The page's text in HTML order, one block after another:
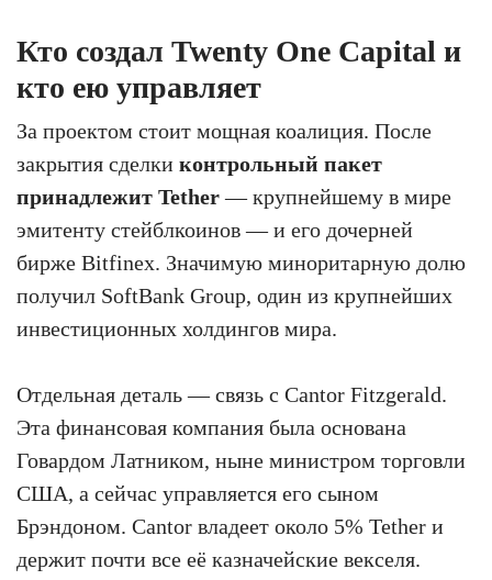
Кто создал Twenty One Capital и
кто ею управляет
За проектом стоит мощная коалиция. После
закрытия сделки контрольный пакет
принадлежит Tether— крупнейшему в мире
эмитенту стейблкоинов — и его дочерней
бирже Bitfinex. Значимую миноритарную долю
получил SoftBank Group, один из крупнейших
инвестиционных холдингов мира.
Отдельная деталь — связь с Cantor Fitzgerald.
Эта финансовая компания была основана
Говардом Латником, ныне министром торговли
США, а сейчас управляется его сыном
Брэндоном. Cantor владеет около 5% Tether и
держит почти все её казначейские векселя.